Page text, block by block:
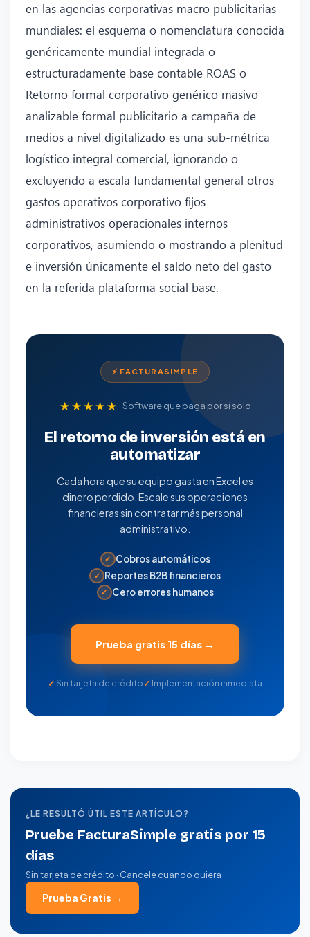
en las agencias corporativas macro publicitarias
mundiales: el esquema o nomenclatura conocida
genéricamente mundial integrada o
estructuradamente base contable ROAS o
Retorno formal corporativo genérico masivo
analizable formal publicitario a campaña de
medios a nivel digitalizado es una sub-métrica
logístico integral comercial, ignorando o
excluyendo a escala fundamental general otros
gastos operativos corporativo fijos
administrativos operacionales internos
corporativos, asumiendo o mostrando a plenitud
e inversión únicamente el saldo neto del gasto
en la referida plataforma social base.
⚡ FACTURASIMPLE
★★★★★ Software que paga por sí solo
El retorno de inversión está en
automatizar
Cada hora que su equipo gasta en Excel es
dinero perdido. Escale sus operaciones
financieras sin contratar más personal
administrativo.
✓ Cobros automáticos
✓ Reportes B2B financieros
✓ Cero errores humanos
Prueba gratis 15 días →
Sin tarjeta de crédito Implementación inmediata
¿LE RESULTÓ ÚTIL ESTE ARTÍCULO?
Pruebe FacturaSimple gratis por 15
días
Sin tarjeta de crédito · Cancele cuando quiera
Prueba Gratis →